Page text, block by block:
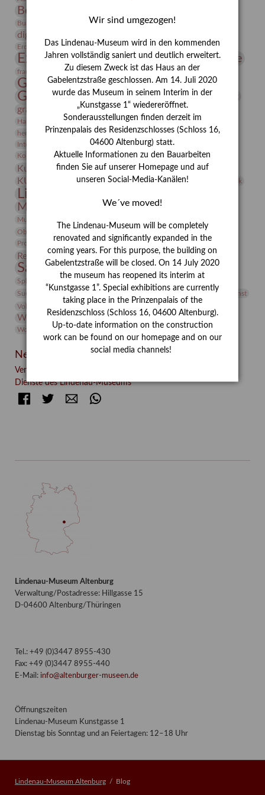
Bernhard August von Lindenau
Burg Posterstein Conrad Felixmüller Depot
digitallabor
Erdmann Julius Dietrich
Erlebnisportal estrusker Exlibris
Expressionismus Festrede Florenz Fotografie
frauen Frauen in der Antike und heute
Gerhard-Altenbourg-Preis
Gerhard Altenbourg
Gerhard Kurt Müller
grafische sammlung griechische Mythologie
Hanns-Conon von der Gabelentz Heinrich Kirchhoff Heldinnen
herman de vries Humboldt
Insekten
Integriertes Schädlingsmanagement
Italien Jahresempfang
Kolosseum
Kooperationsausstellung Korkmodelle Kunst
Kunstmuseum Kunstvermittlung Kunst von Kühl
KUNSTWAND Kurs Künstler Künstlerin Lehmbruck
Lindenau-Museum
Museumsgeschichte Museumsnacht
Museumspädagogik Natur
Objekt im Fokus
Phelloplastik
Pohlhof
Provenienz
Provenienzforschung
Restaurierung Rudi Lesser Ruth Wolf-Rehfeld
Sammlung Samstagszeichner Skulptur
Sonderausstellung
Sphinx
studio Studio Bildende Kunst
Suermondt-Ludwig-Museum
Vermittlung
Videokunst
Volontariat
Walter Rheiner Werefkin
Werkbetrachtung Winter Wissenschaft
Wolf and Dog
Wolf und Hund
Zirkuswoche
Neueste Beiträge
Verschenkt, verkauft, vergessen? – Kunstdetektivinnen im
Dienste des Lindenau-Museums
FacebookTwitter E-mail
Lindenau-Museum Altenburg
Verwaltung/Postadresse: Hillgasse 15
D-04600 Altenburg/Thüringen
Tel.: +49 (0)3447 8955-430
Fax: +49 (0)3447 8955-440
E-Mail: info@altenburger-museen.de
Öffnungszeiten
Lindenau-Museum Kunstgasse 1
Dienstag bis Sonntag und an Feiertagen: 12–18 Uhr
Lindenau-Museum Altenburg Blog
Wir sind umgezogen!
Das Lindenau-Museum wird in den kommenden
Jahren vollständig saniert und deutlich erweitert.
Zu diesem Zweck ist das Haus an der
Gabelentzstraße geschlossen. Am 14. Juli 2020
wurde das Museum in seinem Interim in der
„Kunstgasse 1“ wiedereröffnet.
Sonderausstellungen finden derzeit im
Prinzenpalais des Residenzschlosses (Schloss 16,
04600 Altenburg) statt.
Aktuelle Informationen zu den Bauarbeiten
finden Sie auf unserer Homepage und auf
unseren Social-Media-Kanälen!
We´ve moved!
The Lindenau-Museum will be completely
renovated and significantly expanded in the
coming years. For this purpose, the building on
Gabelentzstraße will be closed. On 14 July 2020
the museum has reopened its interim at
“Kunstgasse 1”. Special exhibitions are currently
taking place in the Prinzenpalais of the
Residenzschloss (Schloss 16, 04600 Altenburg).
Up-to-date information on the construction
work can be found on our homepage and on our
social media channels!